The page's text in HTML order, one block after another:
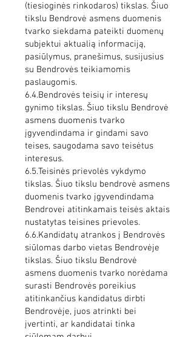
(tiesioginės rinkodaros) tikslas. Šiuo
tikslu Bendrovė asmens duomenis
tvarko siekdama pateikti duomenų
subjektui aktualią informaciją,
pasiūlymus, pranešimus, susijusius
su Bendrovės teikiamomis
paslaugomis.
6.4.Bendrovės teisių ir interesų
gynimo tikslas. Šiuo tikslu Bendrovė
asmens duomenis tvarko
įgyvendindama ir gindami savo
teises, saugodama savo teisėtus
interesus.
6.5.Teisinės prievolės vykdymo
tikslas. Šiuo tikslu bendrovė asmens
duomenis tvarko įgyvendindama
Bendrovei atitinkamais teisės aktais
nustatytas teisines prievoles.
6.6.Kandidatų atrankos į Bendrovės
siūlomas darbo vietas Bendrovėje
tikslas. Šiuo tikslu Bendrovė
asmens duomenis tvarko norėdama
surasti Bendrovės poreikius
atitinkančius kandidatus dirbti
Bendrovėje, juos atrinkti bei
įvertinti, ar kandidatai tinka